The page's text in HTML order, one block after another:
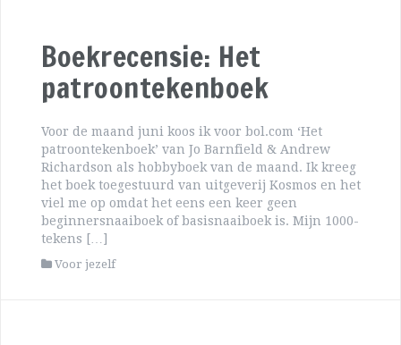
Boekrecensie: Het
patroontekenboek
Voor de maand juni koos ik voor bol.com ‘Het
patroontekenboek’ van Jo Barnfield & Andrew
Richardson als hobbyboek van de maand. Ik kreeg
het boek toegestuurd van uitgeverij Kosmos en het
viel me op omdat het eens een keer geen
beginnersnaaiboek of basisnaaiboek is. Mijn 1000-
tekens […]
Voor jezelf